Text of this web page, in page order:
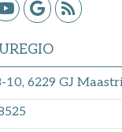
10, 6229 GJ